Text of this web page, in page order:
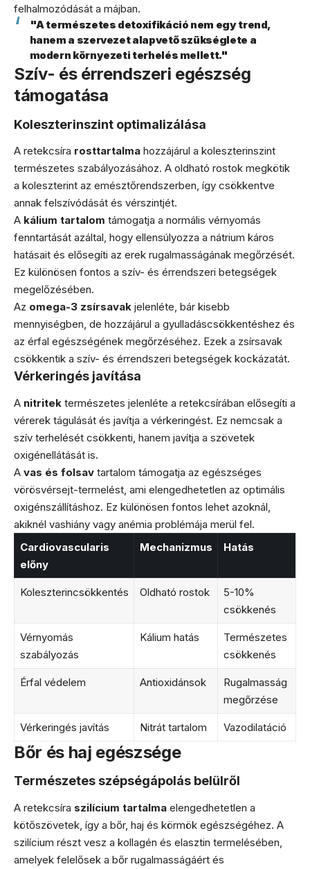
felhalmozódását a májban.
"A természetes detoxifikáció nem egy trend,
hanem a szervezet alapvető szükséglete a
modern környezeti terhelés mellett."
Szív- és érrendszeri egészség
támogatása
Koleszterinszint optimalizálása
A retekcsíra rosttartalma hozzájárul a koleszterinszint
természetes szabályozásához. A oldható rostok megkötik
a koleszterint az emésztőrendszerben, így csökkentve
annak felszívódását és vérszintjét.
A kálium tartalom támogatja a normális vérnyomás
fenntartását azáltal, hogy ellensúlyozza a nátrium káros
hatásait és elősegíti az erek rugalmasságának megőrzését.
Ez különösen fontos a szív- és érrendszeri betegségek
megelőzésében.
Az omega-3 zsírsavak jelenléte, bár kisebb
mennyiségben, de hozzájárul a gyulladáscsökkentéshez és
az érfal egészségének megőrzéséhez. Ezek a zsírsavak
csökkentik a szív- és érrendszeri betegségek kockázatát.
Vérkeringés javítása
A nitritek természetes jelenléte a retekcsírában elősegíti a
vérerek tágulását és javítja a vérkeringést. Ez nemcsak a
szív terhelését csökkenti, hanem javítja a szövetek
oxigénellátását is.
A vas és folsav tartalom támogatja az egészséges
vörösvérsejt-termelést, ami elengedhetetlen az optimális
oxigénszállításhoz. Ez különösen fontos lehet azoknál,
akiknél vashiány vagy anémia problémája merül fel.
Cardiovascularis
előny
Mechanizmus Hatás
Koleszterincsökkentés Oldható rostok
5-10%
csökkenés
Vérnyomás
szabályozás
Kálium hatás
Természetes
csökkenés
Érfal védelem Antioxidánsok
Rugalmasság
megőrzése
Vérkeringés javítás Nitrát tartalom Vazodilatáció
Bőr és haj egészsége
Természetes szépségápolás belülről
A retekcsíra szilícium tartalma elengedhetetlen a
kötőszövetek, így a bőr, haj és körmök egészségéhez. A
szilícium részt vesz a kollagén és elasztin termelésében,
amelyek felelősek a bőr rugalmasságáért és